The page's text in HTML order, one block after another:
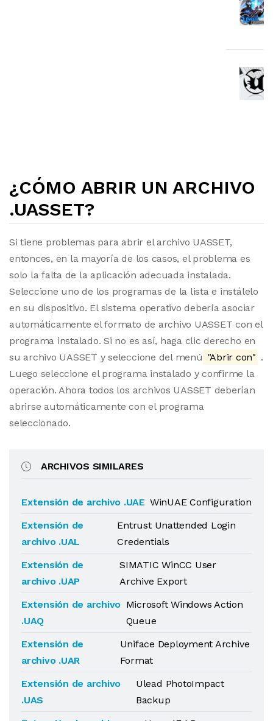
¿CÓMO ABRIR UN ARCHIVO
.UASSET?
Si tiene problemas para abrir el archivo UASSET,
entonces, en la mayoría de los casos, el problema es
solo la falta de la aplicación adecuada instalada.
Seleccione uno de los programas de la lista e instálelo
en su dispositivo. El sistema operativo debería asociar
automáticamente el formato de archivo UASSET con el
programa instalado. Si no es así, haga clic derecho en
su archivo UASSET y seleccione del menú "Abrir con" .
Luego seleccione el programa instalado y confirme la
operación. Ahora todos los archivos UASSET deberían
abrirse automáticamente con el programa
seleccionado.
ARCHIVOS SIMILARES
Extensión de archivo .UAE WinUAE Configuration
Extensión de
archivo .UAL
Entrust Unattended Login
Credentials
Extensión de
archivo .UAP
SIMATIC WinCC User
Archive Export
Extensión de archivo
.UAQ
Microsoft Windows Action
Queue
Extensión de
archivo .UAR
Uniface Deployment Archive
Format
Extensión de archivo
.UAS
Ulead PhotoImpact
Backup